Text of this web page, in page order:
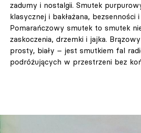
zadumy i nostalgii. Smutek
klasycznej i bakłażana, bezsenności i
Pomarańczowy smutek to smutek
zaskoczenia, drzemki i jajka.
prosty, biały – jest smutkiem fal
podróżujących w przestrzeni bez